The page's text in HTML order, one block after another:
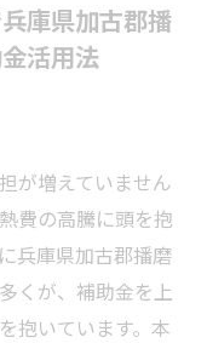
庫県加古郡播
活用法
が増えていません
費の高騰に頭を抱
兵庫県加古郡播磨
くが、補助金を上
抱いています。本